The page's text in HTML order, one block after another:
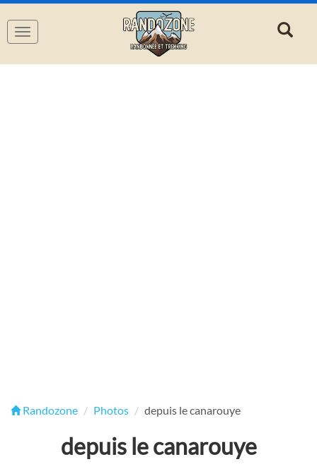
Navigation
Randozone Photos depuis le canarouye
depuis le canarouye